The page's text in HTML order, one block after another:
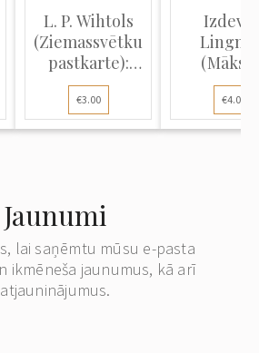
L. P. Wihtols
(Ziemassvētku
pastkarte):
Ziema...
€3.00 €4.00
Jaunumi
lai saņēmtu mūsu e-pasta
ikmēneša jaunumus, kā arī
atjauninājumus.